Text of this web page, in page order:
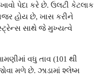
પેદા કરે છે. ઉલટી કેટલાક
હોય છે, ખાસ કરીને
સાથે જે મુખ્યત્વે
વધુ તાવ (101 થી
મળે છે. ઝાડામાં શ્લેષ્મ